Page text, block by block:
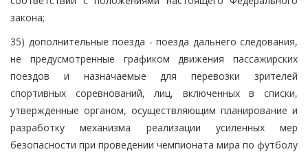
закона;
35) дополнительные поезда - поезда дальнего следования,
не предусмотренные графиком движения пассажирских
поездов и назначаемые для перевозки зрителей
спортивных соревнований, лиц, включенных в списки,
утвержденные органом, осуществляющим планирование и
разработку механизма реализации усиленных мер
безопасности при проведении чемпионата мира по футболу